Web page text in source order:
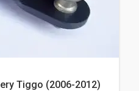
25 днів
Tiggo (2006-2012)